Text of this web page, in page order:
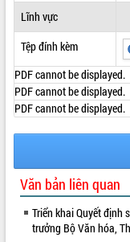
Lĩnh vực
Tệp đính kèm
PDF cannot be displayed.
PDF cannot be displayed.
PDF cannot be displayed.
Văn bản liên quan
Triển khai Quyết định
trưởng Bộ Văn hóa,